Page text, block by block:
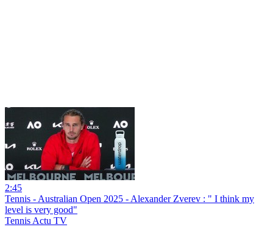
2:45
Tennis - Australian Open 2025 - Alexander Zverev : " I think my
level is very good"
Tennis Actu TV